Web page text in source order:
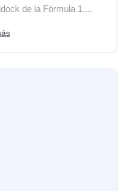
de la Fórmula 1....